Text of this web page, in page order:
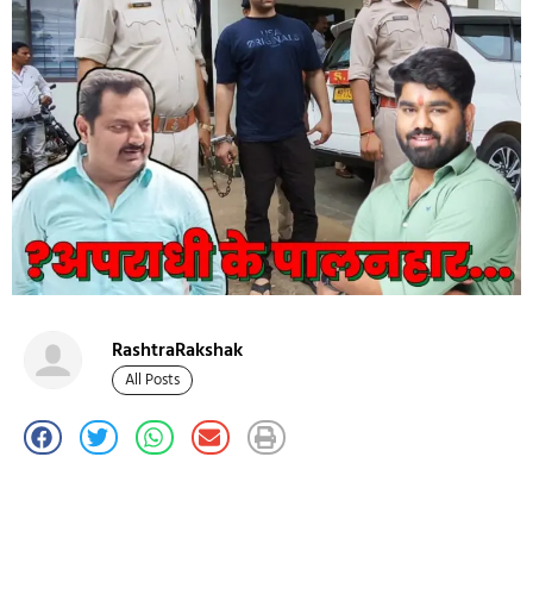
RashtraRakshak
All Posts